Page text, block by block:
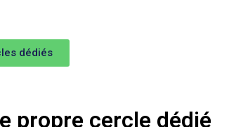
dédiés
propre cercle dédié